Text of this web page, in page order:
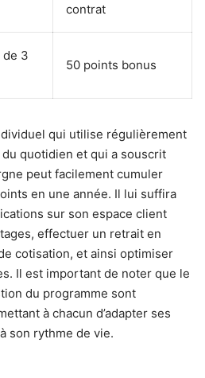
contrat
de 3
50 points bonus
qui utilise régulièrement
quotidien et qui a souscrit
peut facilement cumuler
en une année. Il lui suffira
sur son espace client
effectuer un retrait en
cotisation, et ainsi optimiser
Il est important de noter que le
du programme sont
à chacun d’adapter ses
son rythme de vie.